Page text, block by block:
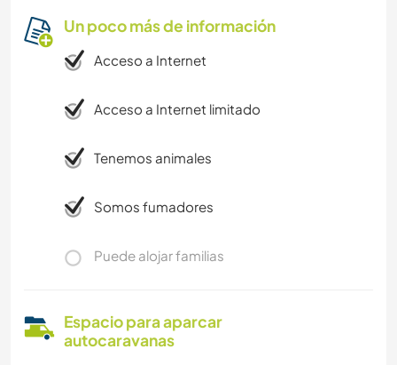
Un poco más de información
Acceso a Internet
Acceso a Internet limitado
Tenemos animales
Somos fumadores
Puede alojar familias
Espacio para aparcar
autocaravanas